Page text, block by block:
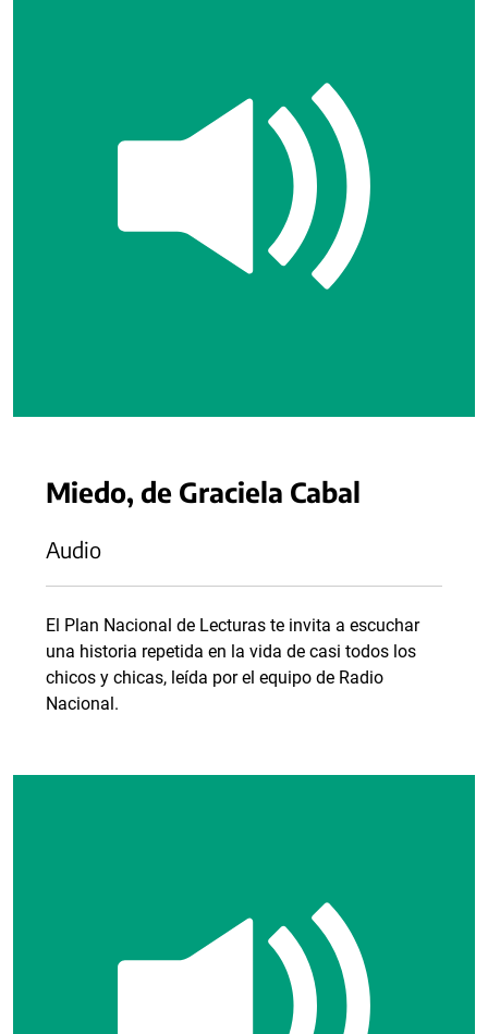
Miedo, de Graciela Cabal
Audio
El Plan Nacional de Lecturas te invita a escuchar
una historia repetida en la vida de casi todos los
chicos y chicas, leída por el equipo de Radio
Nacional.